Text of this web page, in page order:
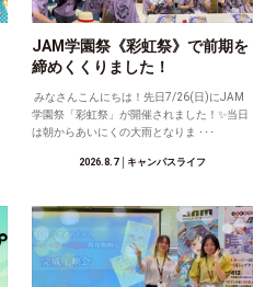
JAM学園祭《彩虹祭》で前期を
締めくくりました！
みなさんこんにちは！先日7/26(日)にJAM
学園祭「彩虹祭」が開催されました！✨当日
は朝からあいにくの大雨となりま ･･･
2026.8.7│キャンパスライフ